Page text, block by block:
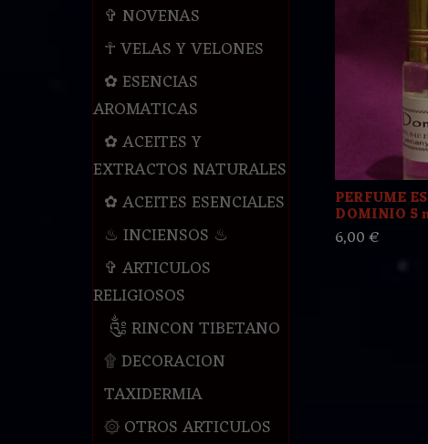
✞ NOVENAS
☥ VELAS Y VELONES
✿ ESENCIAS
AROMATICAS
✿ ACEITES Y
EXTRACTOS NATURALES
✿ ACEITES ESENCIALES
♨ INCIENSOS ♨
✞ ARTICULOS
RELIGIOSOS
༃ RINCON TIBETANO
۩ DECORACION
TAXIDERMIA
۞ OTROS ARTICULOS
PERFUME
DOMINIO 5
6,00 €